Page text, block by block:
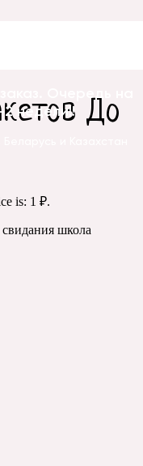
Очередь на
недели!!
и Казахстан
До
is: 1 ₽.
школа